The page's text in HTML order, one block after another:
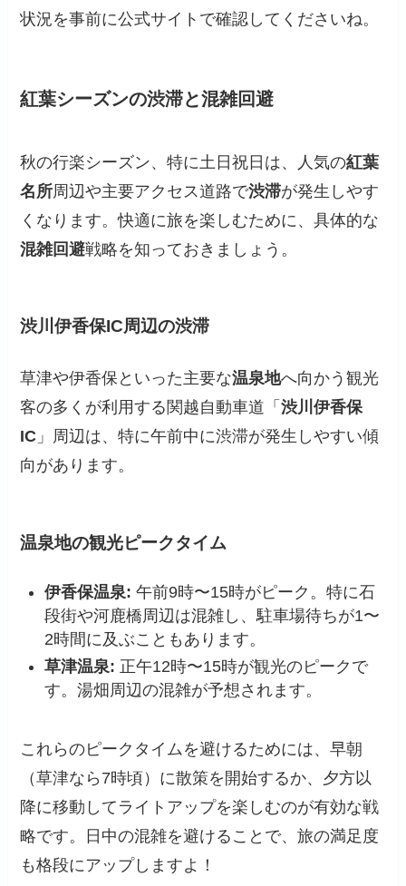
状況を事前に公式サイトで確認してくださいね。
紅葉シーズンの渋滞と混雑回避
秋の行楽シーズン、特に土日祝日は、人気の紅葉
名所周辺や主要アクセス道路で渋滞が発生しやす
くなります。快適に旅を楽しむために、具体的な
混雑回避戦略を知っておきましょう。
渋川伊香保IC周辺の渋滞
草津や伊香保といった主要な温泉地へ向かう観光
客の多くが利用する関越自動車道「渋川伊香保
IC 」周辺は、特に午前中に渋滞が発生しやすい傾
向があります。
温泉地の観光ピークタイム
伊香保温泉: 午前9時〜15時がピーク。特に石
段街や河鹿橋周辺は混雑し、駐車場待ちが1〜
2時間に及ぶこともあります。
草津温泉: 正午12時〜15時が観光のピークで
す。湯畑周辺の混雑が予想されます。
これらのピークタイムを避けるためには、早朝
（草津なら7時頃）に散策を開始するか、夕方以
降に移動してライトアップを楽しむのが有効な戦
略です。日中の混雑を避けることで、旅の満足度
も格段にアップしますよ！